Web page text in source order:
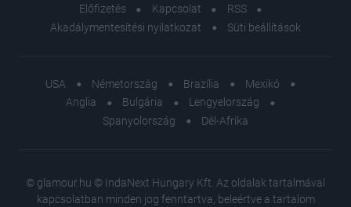
Előfizetés
Kapcsolat
RSS
Akadálymentesítési nyilatkozat
Süti beállítások
USA Németország Brazília
Mexikó
Anglia
Bulgária
Lengyelország
Spanyolország
Dél-Afrika
© glamour.hu © IndaNext Hungary Kft. Az oldalak tartalmával
kapcsolatban minden jog fenntartva, beleértve a tartalom